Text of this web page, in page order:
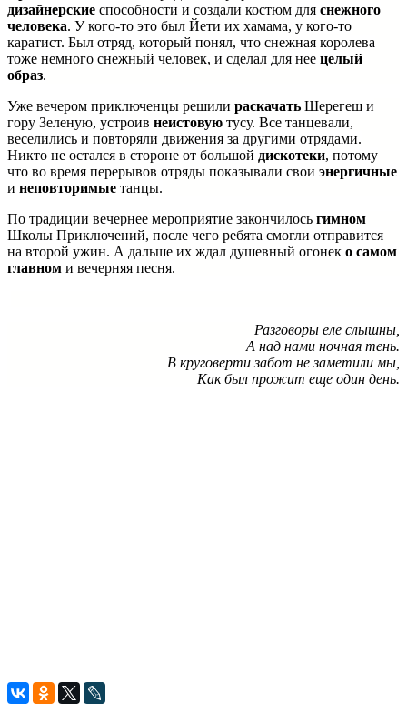
дизайнерские способности и создали костюм для снежного
человека. У кого-то это был Йети их хамама, у кого-то
каратист. Был отряд, который понял, что снежная королева
тоже немного снежный человек, и сделал для нее целый
образ.
Уже вечером приключенцы решили раскачать Шерегеш и
гору Зеленую, устроив неистовую тусу. Все танцевали,
веселились и повторяли движения за другими отрядами.
Никто не остался в стороне от большой дискотеки, потому
что во время перерывов отряды показывали свои энергичные
и неповторимые танцы.
По традиции вечернее мероприятие закончилось гимном
Школы Приключений, после чего ребята смогли отправится
на второй ужин. А дальше их ждал душевный огонек о самом
главном и вечерняя песня.
Разговоры еле слышны,
А над нами ночная тень.
В круговерти забот не заметили мы,
Как был прожит еще один день.